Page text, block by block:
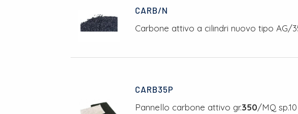
CARB/N
Carbone attivo a cilindri nuovo tipo AG/
CARB35P
Pannello carbone attivo gr.350/MQ sp.10